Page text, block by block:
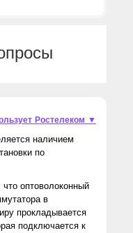
Ростелеком ▼
наличием
по
оптоволоконный
в
прокладывается
подключается к